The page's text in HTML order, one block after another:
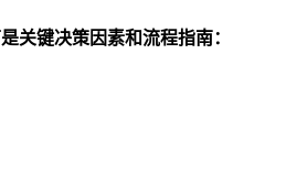
关键决策因素和流程指南：